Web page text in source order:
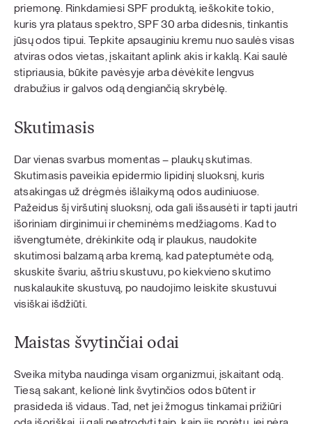
priemonę. Rinkdamiesi SPF produktą, ieškokite tokio,
kuris yra plataus spektro, SPF 30 arba didesnis, tinkantis
jūsų odos tipui. Tepkite apsauginiu kremu nuo saulės visas
atviras odos vietas, įskaitant aplink akis ir kaklą. Kai saulė
stipriausia, būkite pavėsyje arba dėvėkite lengvus
drabužius ir galvos odą dengiančią skrybėlę.
Skutimasis
Dar vienas svarbus momentas – plaukų skutimas.
Skutimasis paveikia epidermio lipidinį sluoksnį, kuris
atsakingas už drėgmės išlaikymą odos audiniuose.
Pažeidus šį viršutinį sluoksnį, oda gali išsausėti ir tapti jautri
išoriniam dirginimui ir cheminėms medžiagoms. Kad to
išvengtumėte, drėkinkite odą ir plaukus, naudokite
skutimosi balzamą arba kremą, kad pateptumėte odą,
skuskite švariu, aštriu skustuvu, po kiekvieno skutimo
nuskalaukite skustuvą, po naudojimo leiskite skustuvui
visiškai išdžiūti.
Maistas švytinčiai odai
Sveika mityba naudinga visam organizmui, įskaitant odą.
Tiesą sakant, kelionė link švytinčios odos būtent ir
prasideda iš vidaus. Tad, net jei žmogus tinkamai prižiūri